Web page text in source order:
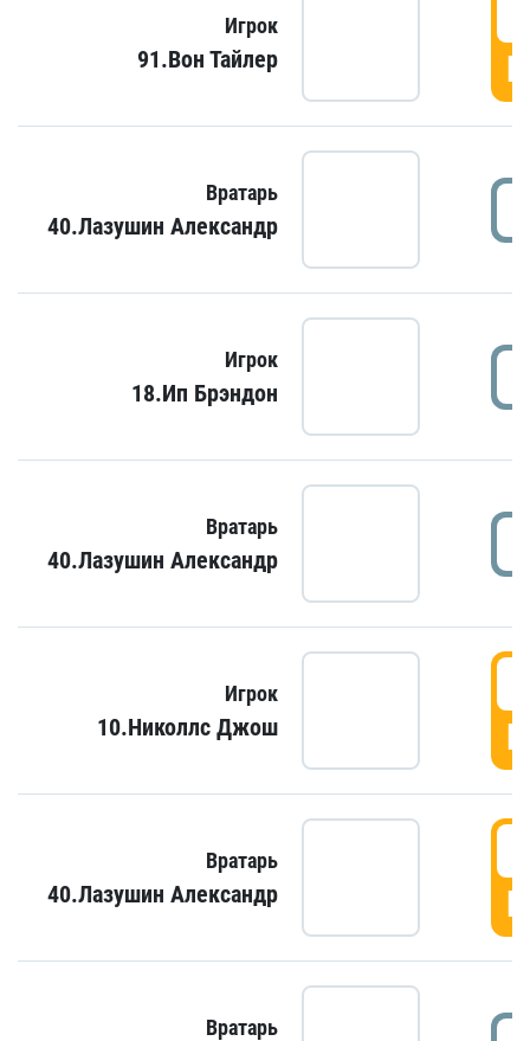
Игрок
91.Вон Тайлер
Вратарь
40.Лазушин Александр
Игрок
18.Ип Брэндон
Вратарь
40.Лазушин Александр
Игрок
10.Николлс Джош
Вратарь
40.Лазушин Александр
Вратарь